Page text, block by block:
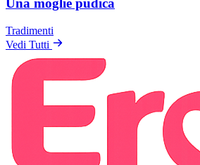
Una moglie pudica
Tradimenti
Vedi Tutti